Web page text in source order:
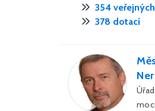
354
378 dotací